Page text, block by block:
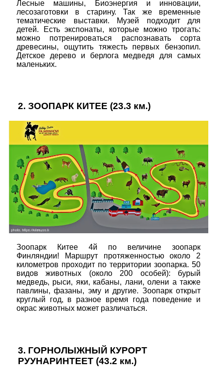
Лесные машины, Биоэнергия и инновации,
лесозаготовки в старину. Так же временные
тематические выставки. Музей подходит для
детей. Есть экспонаты, которые можно трогать:
можно потренироваться распознавать сорта
древесины, ощутить тяжесть первых бензопил.
Детское дерево и берлога медведя для самых
маленьких.
2. ЗООПАРК КИТЕЕ (23.3 км.)
Зоопарк Китее 4й по величине зоопарк
Финляндии! Маршрут протяженностью около 2
километров проходит по территории зоопарка. 50
видов животных (около 200 особей): бурый
медведь, рыси, яки, кабаны, лани, олени а также
павлины, фазаны, эму и другие. Зоопарк открыт
круглый год, в разное время года поведение и
окрас животных может различаться.
3. ГОРНОЛЫЖНЫЙ КУРОРТ
РУУНАРИНТЕЕТ(43.2 км.)